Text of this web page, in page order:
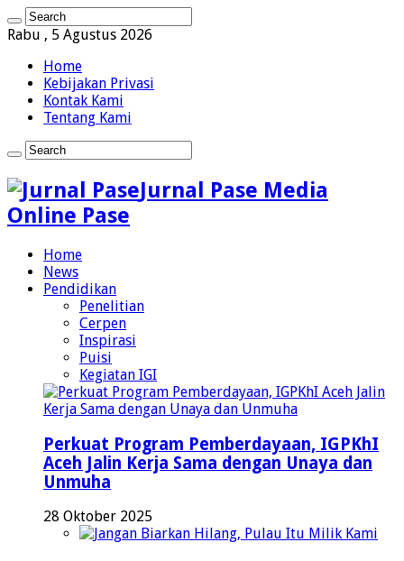
Rabu , 5 Agustus 2026
Home
Kebijakan Privasi
Kontak Kami
Tentang Kami
Jurnal Pase Media
Online Pase
Home
News
Pendidikan
Penelitian
Cerpen
Inspirasi
Puisi
Kegiatan IGI
Perkuat Program Pemberdayaan, IGPKhI
Aceh Jalin Kerja Sama dengan Unaya dan
Unmuha
28 Oktober 2025